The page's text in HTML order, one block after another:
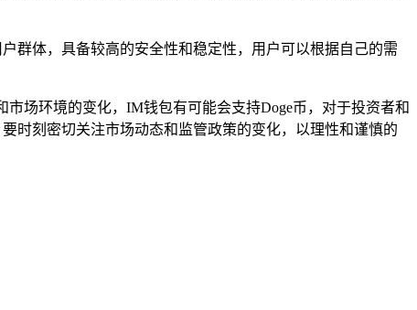
群体，具备较高的安全性和稳定性，用户可以根据自己的需
场环境的变化，IM钱包有可能会支持Doge币，对于投资者和
时刻密切关注市场动态和监管政策的变化，以理性和谨慎的